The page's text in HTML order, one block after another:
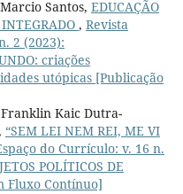
Santos, EDUCAÇÃO
, Revista
2 (2023):
criações
utópicas [Publicação
Kaic Dutra-
“SEM LEI NEM REI, ME VI
do Currículo: v. 16 n.
POLÍTICOS DE
Fluxo Contínuo]